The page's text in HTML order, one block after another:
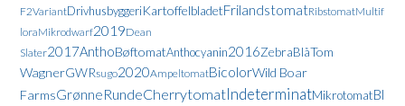
F2VariantDrivhusbyggeriKartoffelbladetFrilandstomatRibstomatMultif
loraMikrodwarf2019Dean
Slater2017AnthoBøftomatAnthocyanin2016ZebraBlåTom
WagnerGWRsugo2020AmpeltomatBicolorWild Boar
FarmsGrønneRundeCherrytomatIndeterminatMikrotomatBl